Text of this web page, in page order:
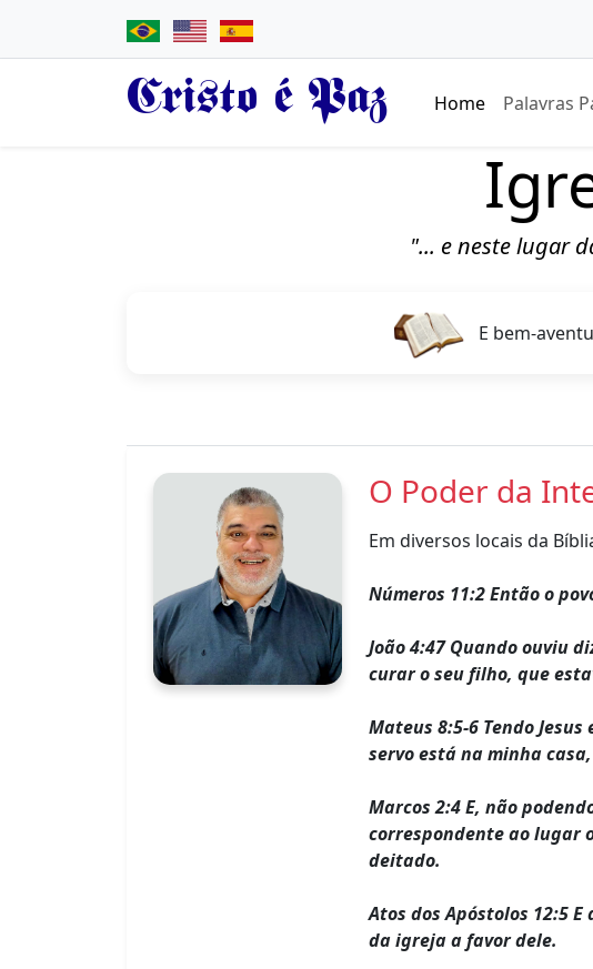
Cristo é Paz Home Palavras
"... e neste lugar
E bem-
O Poder da
Em diversos locais da
Números 11:2 Então o
João 4:47 Quando ouviu
curar o seu filho, que
Mateus 8:5-6 Tendo
servo está na minha
Marcos 2:4 E, não
correspondente ao lugar
deitado.
Atos dos Apóstolos 12:5
da igreja a favor dele.